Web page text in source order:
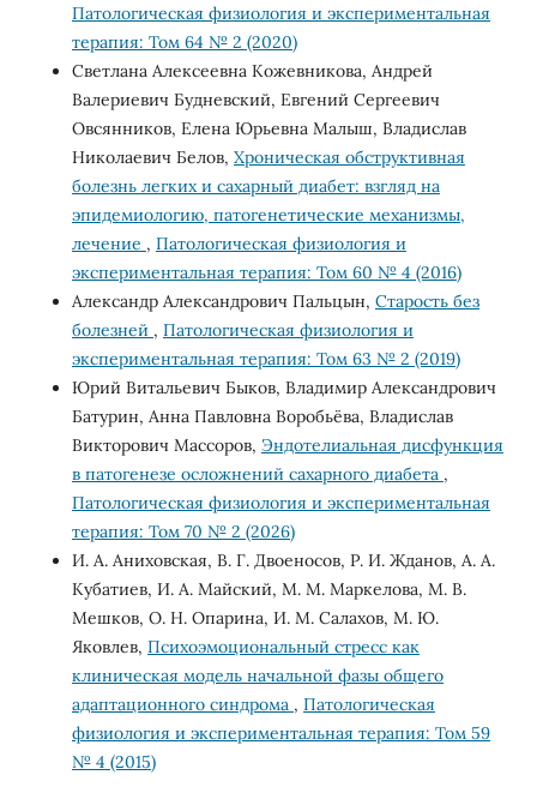
Патологическая физиология и экспериментальная
терапия: Том 64 № 2 (2020)
Светлана Алексеевна Кожевникова, Андрей
Валериевич Будневский, Евгений Сергеевич
Овсянников, Елена Юрьевна Малыш, Владислав
Николаевич Белов, Хроническая обструктивная
болезнь легких и сахарный диабет: взгляд на
эпидемиологию, патогенетические механизмы,
лечение , Патологическая физиология и
экспериментальная терапия: Том 60 № 4 (2016)
Александр Александрович Пальцын, Старость без
болезней , Патологическая физиология и
экспериментальная терапия: Том 63 № 2 (2019)
Юрий Витальевич Быков, Владимир Александрович
Батурин, Анна Павловна Воробьёва, Владислав
Викторович Массоров, Эндотелиальная дисфункция
в патогенезе осложнений сахарного диабета ,
Патологическая физиология и экспериментальная
терапия: Том 70 № 2 (2026)
И. А. Аниховская, В. Г. Двоеносов, Р. И. Жданов, А. А.
Кубатиев, И. А. Майский, М. М. Маркелова, М. В.
Мешков, О. Н. Опарина, И. М. Салахов, М. Ю.
Яковлев, Психоэмоциональный стресс как
клиническая модель начальной фазы общего
адаптационного синдрома , Патологическая
физиология и экспериментальная терапия: Том 59
№ 4 (2015)